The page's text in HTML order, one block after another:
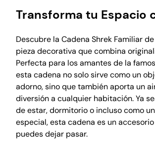
a
,
m
e
t
a
l
c
a
Transforma tu Espacio
Descubre la Cadena Shrek Familiar
pieza decorativa que combina
Perfecta para los amantes de la
esta cadena no solo sirve como un
adorno, sino que también aporta un
diversión a cualquier habitación. Ya
de estar, dormitorio o incluso como
especial, esta cadena es un
puedes dejar pasar.